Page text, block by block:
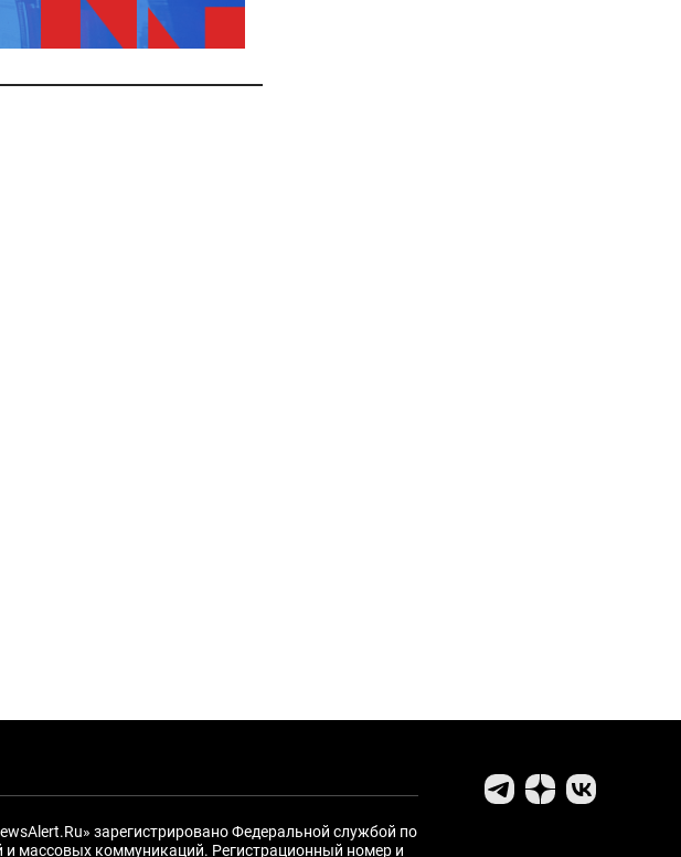
зарегистрировано Федеральной службой по
и массовых коммуникаций. Регистрационный номер и